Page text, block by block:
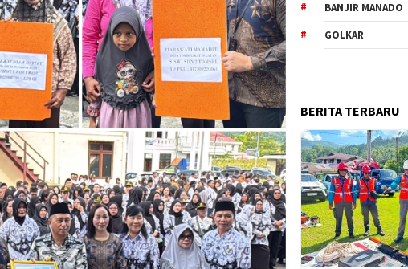
BANJIR MANADO
GOLKAR
BERITA TERBARU